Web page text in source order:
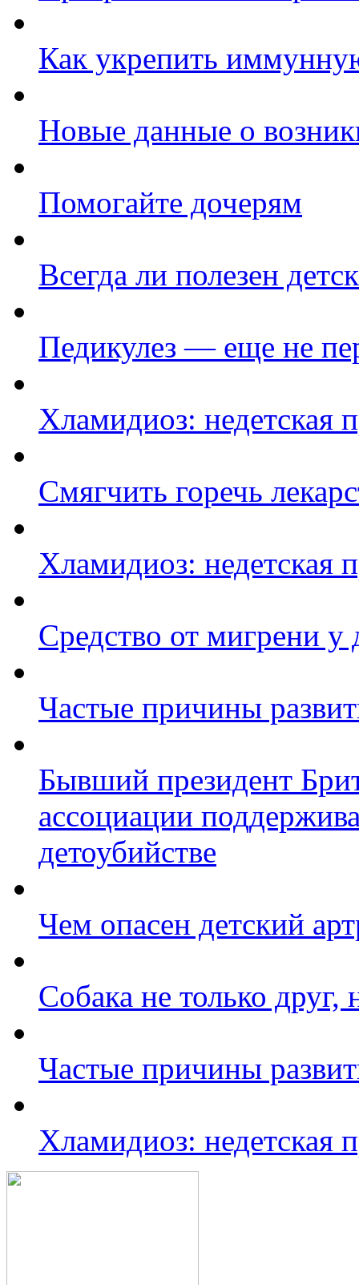
Как укрепить
Новые данные о
Помогайте дочерям
Всегда ли полезен
Педикулез — еще не
Хламидиоз: недетская
Смягчить горечь
Хламидиоз: недетская
Средство от мигрени у
Частые причины
Бывший президент
ассоциации
детоубийстве
Чем опасен детский
Собака не только
Частые причины
Хламидиоз: недетская